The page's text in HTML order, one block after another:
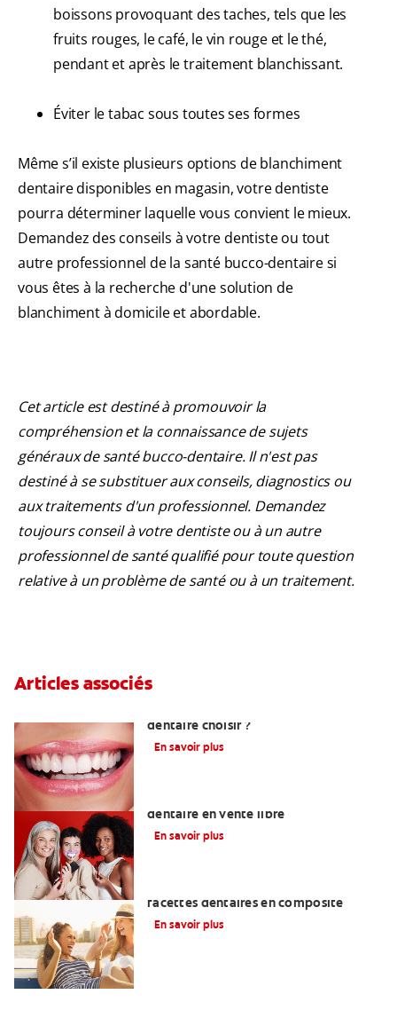
boissons provoquant des taches, tels que les
fruits rouges, le café, le vin rouge et le thé,
pendant et après le traitement blanchissant.
Éviter le tabac sous toutes ses formes
Même s’il existe plusieurs options de blanchiment
dentaire disponibles en magasin, votre dentiste
pourra déterminer laquelle vous convient le mieux.
Demandez des conseils à votre dentiste ou tout
autre professionnel de la santé bucco-dentaire si
vous êtes à la recherche d'une solution de
blanchiment à domicile et abordable.
Cet article est destiné à promouvoir la
compréhension et la connaissance de sujets
généraux de santé bucco-dentaire. Il n'est pas
destiné à se substituer aux conseils, diagnostics ou
aux traitements d'un professionnel. Demandez
toujours conseil à votre dentiste ou à un autre
professionnel de santé qualifié pour toute question
relative à un problème de santé ou à un traitement.
Articles associés
dentaire choisir ?
En savoir plus
dentaire en vente libre
En savoir plus
facettes dentaires en composite
En savoir plus